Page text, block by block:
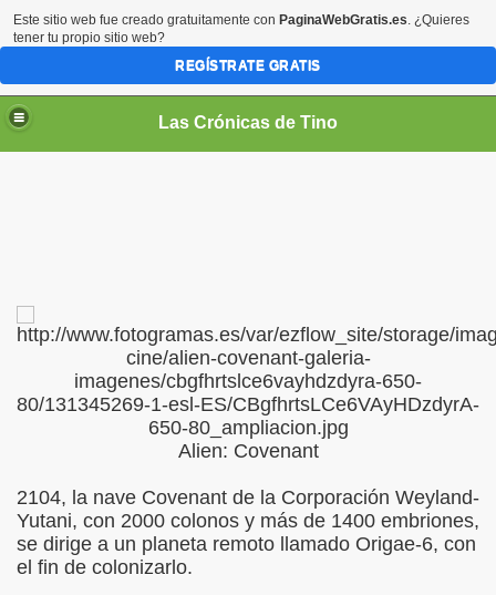
Las Crónicas de Tino
Alien: Covenant
2104, la nave Covenant de la Corporación Weyland-
Yutani, con 2000 colonos y más de 1400 embriones,
se dirige a un planeta remoto llamado Origae-6, con
el fin de colonizarlo.
Este sitio web fue creado gratuitamente con PaginaWebGratis.es. ¿Quieres
tener tu propio sitio web?
REGÍSTRATE GRATIS